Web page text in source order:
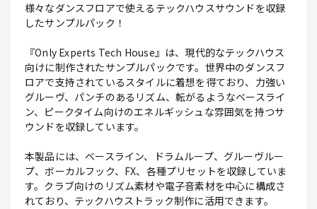
様々なダンスフロアで使えるテックハウスサウンドを収録
したサンプルパック！
『Only Experts Tech House』は、現代的なテックハウス
向けに制作されたサンプルパックです。世界中のダンスフ
ロアで支持されているスタイルに着想を得ており、力強い
グルーヴ、パンチのあるリズム、転がるようなベースライ
ン、ピークタイム向けのエネルギッシュな雰囲気を持つサ
ウンドを収録しています。
本製品には、ベースライン、ドラムループ、グルーヴルー
プ、ボーカルフック、FX、各種プリセットを収録していま
す。クラブ向けのリズム素材や電子音素材を中心に構成さ
れており、テックハウストラック制作に活用できます。